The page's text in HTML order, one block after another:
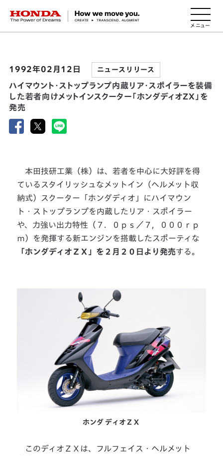
HONDA The Power of Dreams
1992年02月12日 ニュースリリース
ハイマウント・ストップランプ内蔵リア・スポイラーを装備
した若者向けメットインスクーター「ホンダディオZX」を
発売
本田技研工業（株）は、若者を中心に大好評を得
ているスタイリッシュなメットイン（ヘルメット収
納式）スクーター「ホンダディオ」にハイマウン
ト・ストップランプを内蔵したリア・スポイラー
や、力強い出力特性（７．０ｐｓ／７，０００ｒｐ
ｍ）を発揮する新エンジンを搭載したスポーティな
「ホンダディオＺＸ」を２月２０日より発売する。
ホンダ ディオＺＸ
このディオＺＸは、フルフェイス・ヘルメット